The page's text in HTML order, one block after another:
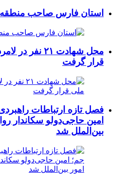
استان فارس صاحب منطقه
محل شهادت ۲۱
قرار گرفت
فصل تازه ارتباطات
امین حاجی‌دولو سکاندار
بین‌الملل شد